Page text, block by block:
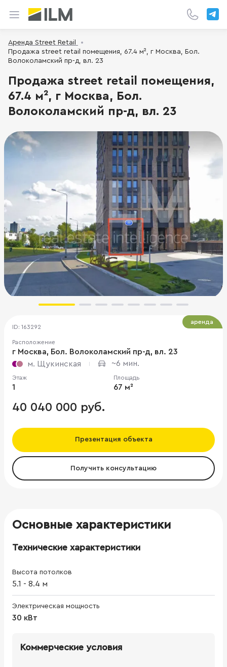
Аренда Street Retail
Продажа street retail помещения, 67.4 м², г Москва, Бол.
Волоколамский пр-д, вл. 23
Продажа street retail помещения,
67.4 м², г Москва, Бол.
Волоколамский пр-д, вл. 23
ID: 163292
Расположение
г Москва, Бол. Волоколамский пр-д, вл. 23
м. Щукинская
~6 мин.
Этаж
1
Площадь
67 м²
40 040 000 руб.
Презентация объекта
Получить консультацию
аренда
Основные характеристики
Технические характеристики
Высота потолков
5.1 - 8.4 м
Электрическая мощность
30 кВт
Коммерческие условия